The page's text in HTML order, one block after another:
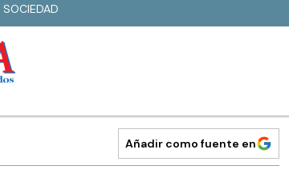
SOCIEDAD
Añadir como fuente en